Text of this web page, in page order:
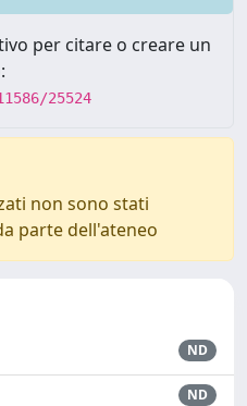
per citare o creare un
25524
non sono stati
parte dell'ateneo
ND
ND